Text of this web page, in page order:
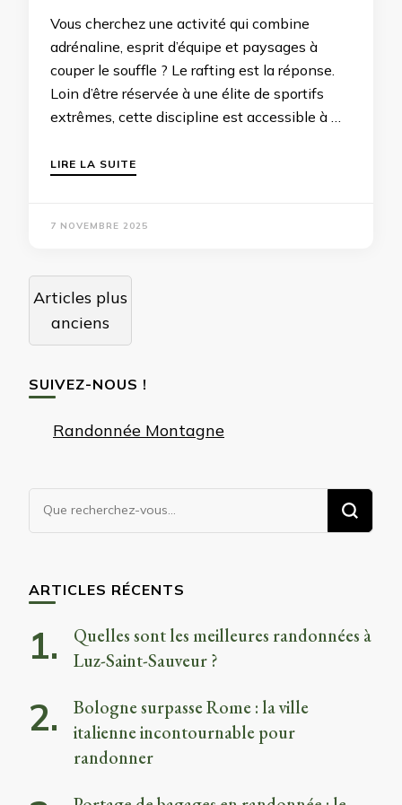
Vous cherchez une activité qui combine
adrénaline, esprit d’équipe et paysages à
couper le souffle ? Le rafting est la réponse.
Loin d’être réservée à une élite de sportifs
extrêmes, cette discipline est accessible à …
LIRE LA SUITE
7 NOVEMBRE 2025
Navigation
des
articles
Articles plus
anciens
SUIVEZ-NOUS !
Randonnée Montagne
Vous
ARTICLES RÉCENTS
Quelles sont les meilleures randonnées à
Luz-Saint-Sauveur ?
Bologne surpasse Rome : la ville
italienne incontournable pour
randonner